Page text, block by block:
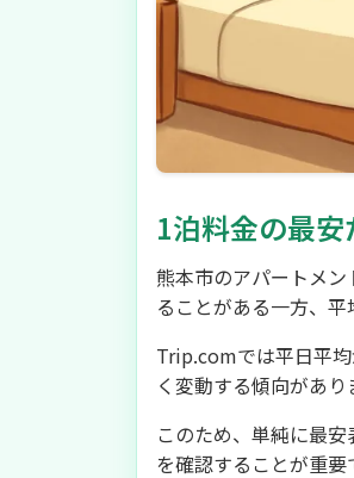
1泊料金の最
熊本市のアパートメ
ることがある一方、平
Trip.comでは平日平
く変動する傾向があり
このため、単純に最安
を確認することが重要